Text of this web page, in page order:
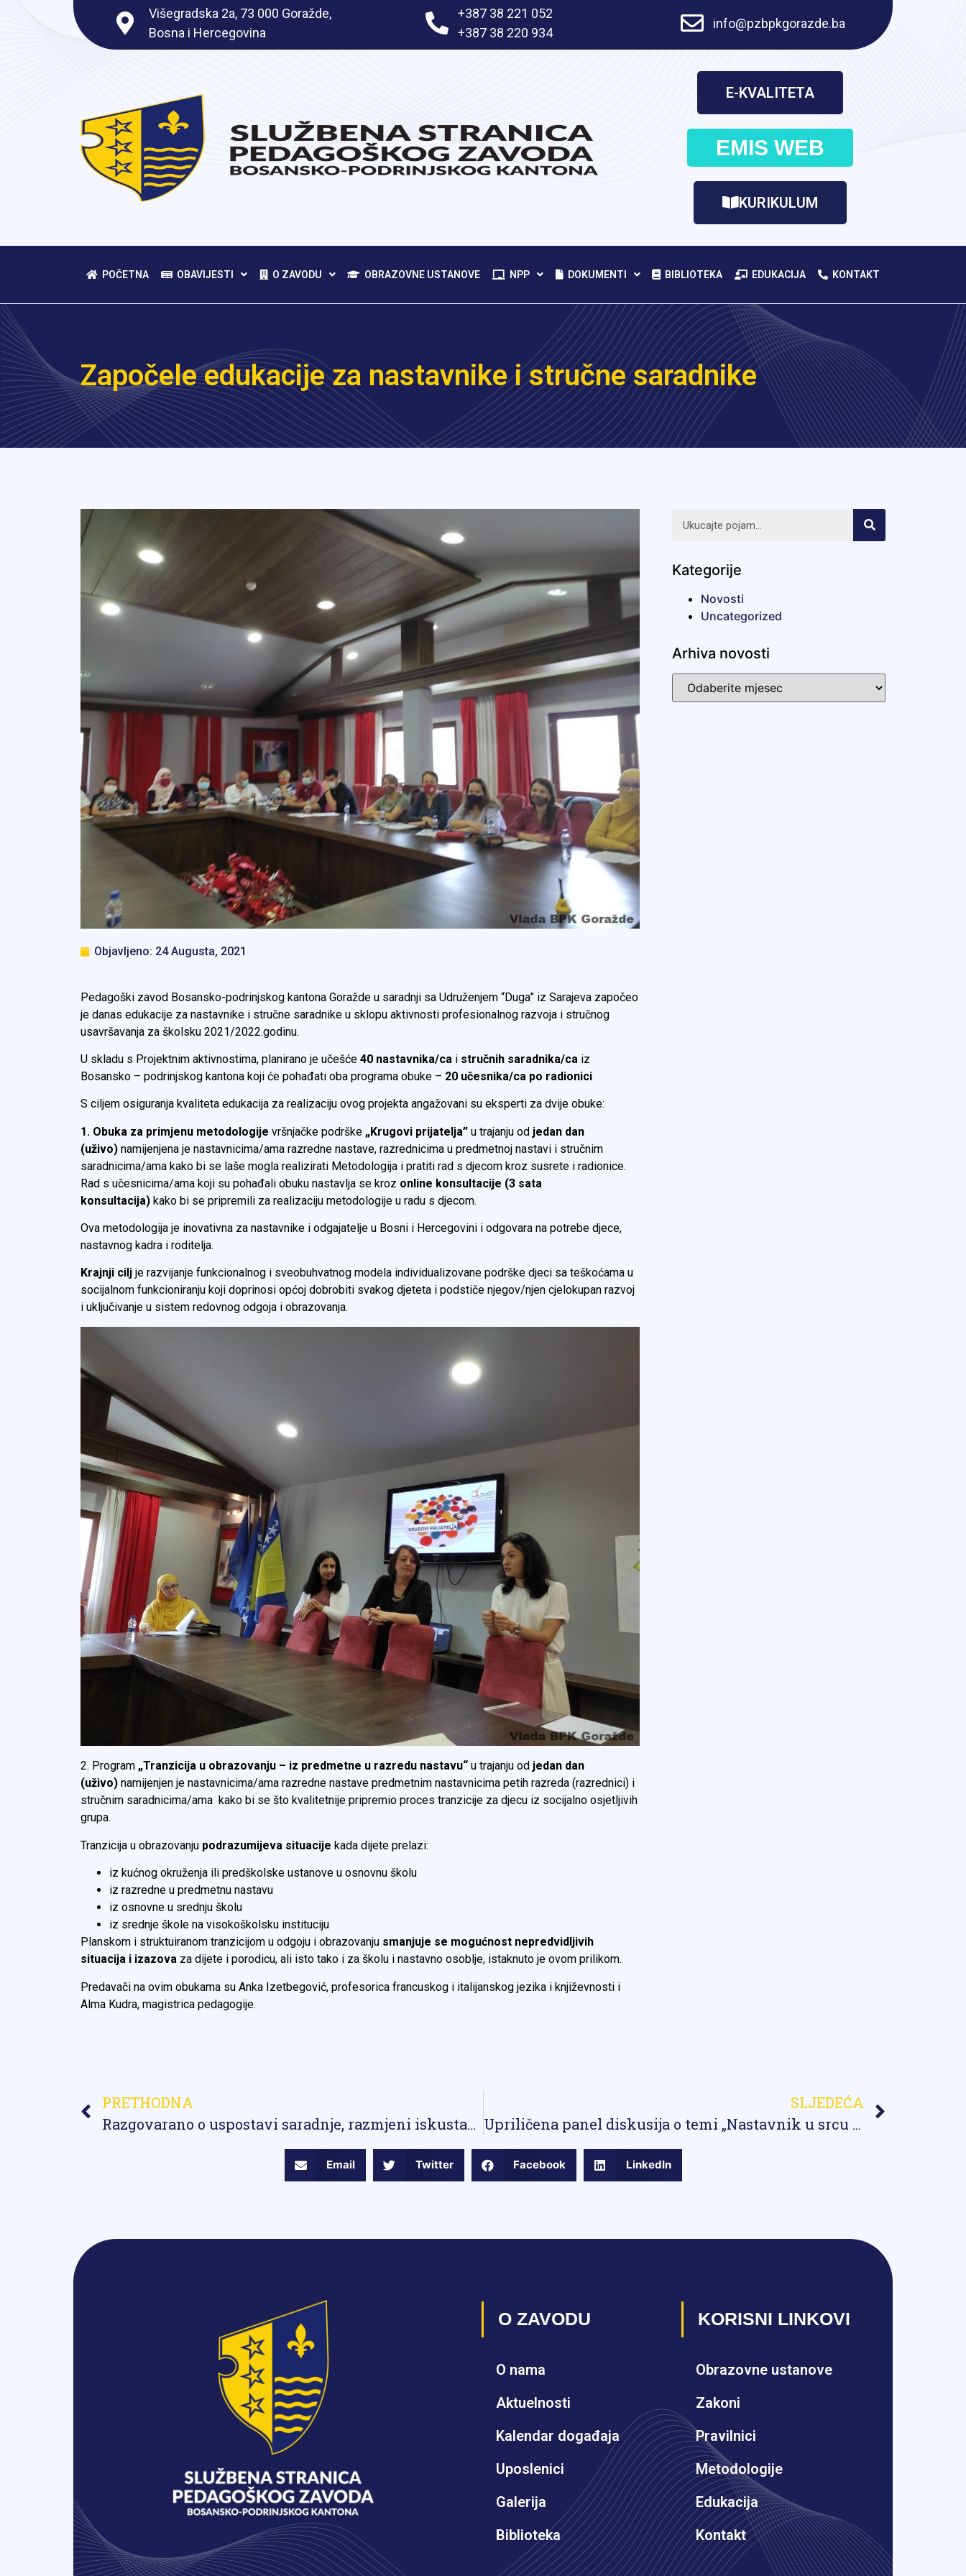
Višegradska 2a, 73 000 Goražde,
Bosna i Hercegovina
+387 38 221 052
+387 38 220 934
info@pzbpkgorazde.ba
E-KVALITETA
EMIS WEB
KURIKULUM
POČETNA OBAVIJESTI O ZAVODU OBRAZOVNE USTANOVE NPP DOKUMENTI BIBLIOTEKA EDUKACIJA KONTAKT
Započele edukacije za nastavnike i stručne saradnike
Objavljeno: 24 Augusta, 2021
Pedagoški zavod Bosansko-podrinjskog kantona Goražde u saradnji sa Udruženjem “Duga” iz Sarajeva započeo
je danas edukacije za nastavnike i stručne saradnike u sklopu aktivnosti profesionalnog razvoja i stručnog
usavršavanja za školsku 2021/2022.godinu.
U skladu s Projektnim aktivnostima, planirano je učešće 40 nastavnika/ca i stručnih saradnika/ca iz
Bosansko – podrinjskog kantona koji će pohađati oba programa obuke – 20 učesnika/ca po radionici
S ciljem osiguranja kvaliteta edukacija za realizaciju ovog projekta angažovani su eksperti za dvije obuke:
1. Obuka za primjenu metodologije vršnjačke podrške „Krugovi prijatelja” u trajanju od jedan dan
(uživo) namijenjena je nastavnicima/ama razredne nastave, razrednicima u predmetnoj nastavi i stručnim
saradnicima/ama kako bi se laše mogla realizirati Metodologija i pratiti rad s djecom kroz susrete i radionice.
Rad s učesnicima/ama koji su pohađali obuku nastavlja se kroz online konsultacije (3 sata
konsultacija) kako bi se pripremili za realizaciju metodologije u radu s djecom.
Ova metodologija je inovativna za nastavnike i odgajatelje u Bosni i Hercegovini i odgovara na potrebe djece,
nastavnog kadra i roditelja.
Krajnji cilj je razvijanje funkcionalnog i sveobuhvatnog modela individualizovane podrške djeci sa teškoćama u
socijalnom funkcioniranju koji doprinosi općoj dobrobiti svakog djeteta i podstiče njegov/njen cjelokupan razvoj
i uključivanje u sistem redovnog odgoja i obrazovanja.
2. Program „Tranzicija u obrazovanju – iz predmetne u razredu nastavu“ u trajanju od jedan dan
(uživo) namijenjen je nastavnicima/ama razredne nastave predmetnim nastavnicima petih razreda (razrednici) i
stručnim saradnicima/ama kako bi se što kvalitetnije pripremio proces tranzicije za djecu iz socijalno osjetljivih
grupa.
Tranzicija u obrazovanju podrazumijeva situacije kada dijete prelazi:
iz kućnog okruženja ili predškolske ustanove u osnovnu školu
iz razredne u predmetnu nastavu
iz osnovne u srednju školu
iz srednje škole na visokoškolsku instituciju
Planskom i struktuiranom tranzicijom u odgoju i obrazovanju smanjuje se mogućnost nepredvidljivih
situacija i izazova za dijete i porodicu, ali isto tako i za školu i nastavno osoblje, istaknuto je ovom prilikom.
Predavači na ovim obukama su Anka Izetbegović, profesorica francuskog i italijanskog jezika i književnosti i
Alma Kudra, magistrica pedagogije.
Kategorije
Novosti
Uncategorized
Arhiva novosti
PRETHODNA
Razgovarano o uspostavi saradnje, razmjeni iskustava i primjera dobre prakse
SLJEDEĆA
Upriličena panel diskusija o temi „Nastavnik u srcu oporavka obrazovanja“
Email Twitter Facebook LinkedIn
O ZAVODU
O nama
Aktuelnosti
Kalendar događaja
Uposlenici
Galerija
Biblioteka
KORISNI LINKOVI
Obrazovne ustanove
Zakoni
Pravilnici
Metodologije
Edukacija
Kontakt